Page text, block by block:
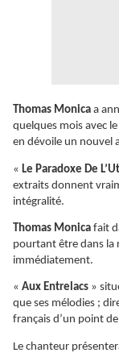
Thomas Monica a
quelques mois avec
en dévoile un nouvel
« Le Paradoxe De
extraits donnent
intégralité.
Thomas Monica fait
pourtant être dans la
immédiatement.
« Aux Entrelacs »
que ses mélodies ;
français d’un point
Le chanteur